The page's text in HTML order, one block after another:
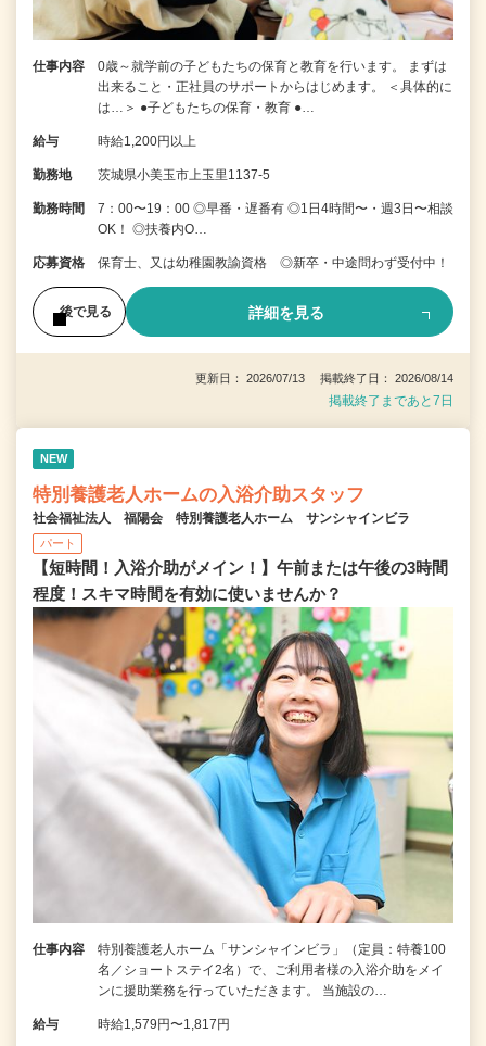
仕事内容
0歳～就学前の子どもたちの保育と教育を行います。 まずは
出来ること・正社員のサポートからはじめます。 ＜具体的に
は…＞ ●子どもたちの保育・教育 ●…
給与 時給1,200円以上
勤務地 茨城県小美玉市上玉里1137-5
勤務時間
7：00〜19：00 ◎早番・遅番有 ◎1日4時間〜・週3日〜相談
OK！ ◎扶養内O…
応募資格 保育士、又は幼稚園教諭資格 ◎新卒・中途問わず受付中！
後で見る 詳細を見る
更新日： 2026/07/13 掲載終了日： 2026/08/14
掲載終了まであと7日
NEW
特別養護老人ホームの入浴介助スタッフ
社会福祉法人 福陽会 特別養護老人ホーム サンシャインビラ
パート
【短時間！入浴介助がメイン！】午前または午後の3時間
程度！スキマ時間を有効に使いませんか？
仕事内容
特別養護老人ホーム「サンシャインビラ」（定員：特養100
名／ショートステイ2名）で、ご利用者様の入浴介助をメイ
ンに援助業務を行っていただきます。 当施設の…
給与 時給1,579円〜1,817円